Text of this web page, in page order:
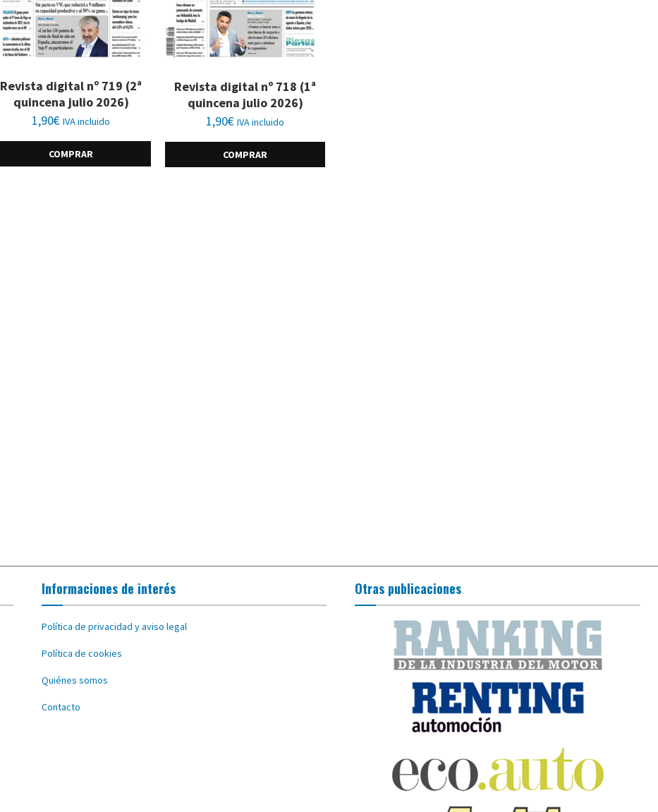
Revista digital nº 719 (2ª
quincena julio 2026)
1,90€ IVA incluido
COMPRAR
Revista digital nº 718 (1ª
quincena julio 2026)
1,90€ IVA incluido
COMPRAR
Informaciones de interés
Política de privacidad y aviso legal
Política de cookies
Quiénes somos
Contacto
Otras publicaciones